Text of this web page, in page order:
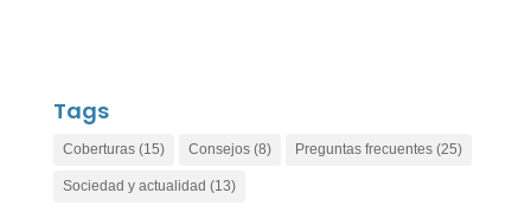
Tags
Coberturas(15) Consejos(8) Preguntas frecuentes(25)
Sociedad y actualidad (13)